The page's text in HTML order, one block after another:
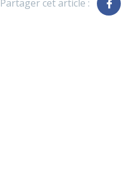
Partager cet article :